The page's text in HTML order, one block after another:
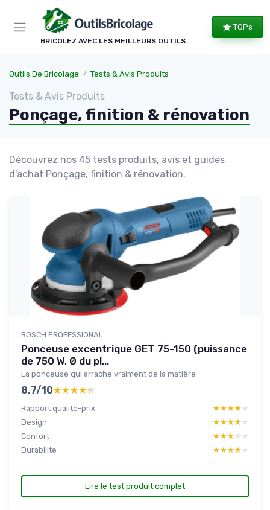
BRICOLEZ AVEC LES MEILLEURS OUTILS.
TOPs
Outils De Bricolage Tests & Avis Produits
Tests & Avis Produits
Ponçage, finition & rénovation
Découvrez nos 45 tests produits, avis et guides
d'achat Ponçage, finition & rénovation.
BOSCH PROFESSIONAL
Ponceuse excentrique GET 75-150 (puissance
de 750 W, Ø du pl...
La ponceuse qui arrache vraiment de la matière
8.7/10★★★★★
★★★★★
Rapport qualité-prix ★★★★★
★★★★★
Design
★★★★★
★★★★★
Confort
★★★★★
★★★★★
Durabilite
★★★★★
★★★★★
Lire le test produit complet
Panneau de gestion des cookies